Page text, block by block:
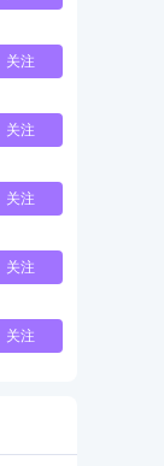
关注
关注
关注
关注
关注